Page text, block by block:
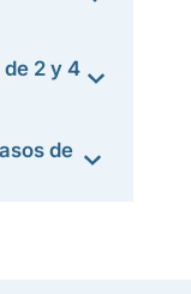
2 y 4
de